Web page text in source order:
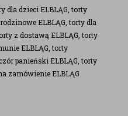
dla dzieci ELBLĄG, torty
ELBLĄG, torty dla
z dostawą ELBLĄG, torty
ELBLĄG, torty
panieński ELBLĄG, torty
zamówienie ELBLĄG